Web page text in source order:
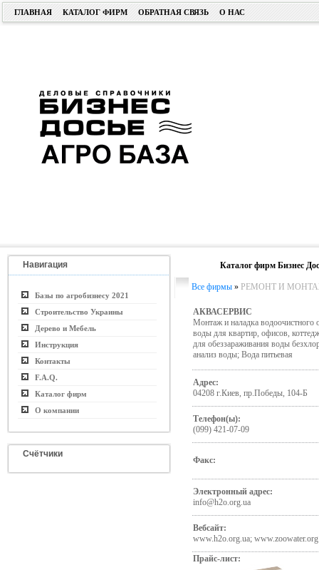
ГЛАВНАЯ КАТАЛОГ ФИРМ ОБРАТНАЯ СВЯЗЬ О НАС
Навигация
Базы по агробизнесу 2021
Строительство Украины
Дерево и Мебель
Инструкция
Контакты
F.A.Q.
Каталог фирм
О компании
Счётчики
Каталог фирм Бизнес
Все фирмы » РЕМОНТ И
АКВАСЕРВИС
Монтаж и наладка водоочистного
воды для квартир, офисов,
для обеззараживания воды
анализ воды; Вода питьевая
Адрес:
04208 г.Киев, пр.Победы, 104-Б
Телефон(ы):
(099) 421-07-09
Факс:
Электронный адрес:
info@h2o.org.ua
Вебсайт:
www.h2o.org.ua;
Прайс-лист: